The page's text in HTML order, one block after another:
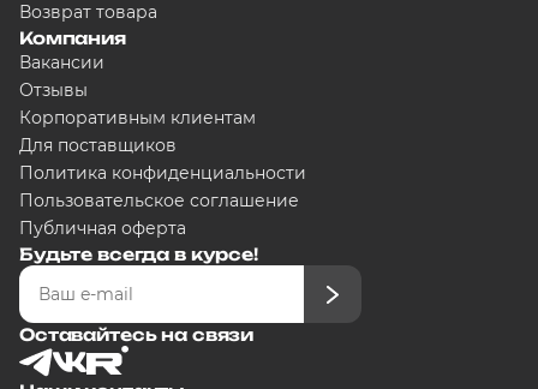
Возврат товара
Компания
Вакансии
Отзывы
Корпоративным клиентам
Для поставщиков
Политика конфиденциальности
Пользовательское соглашение
Публичная оферта
Будьте всегда в курсе!
Оставайтесь на связи